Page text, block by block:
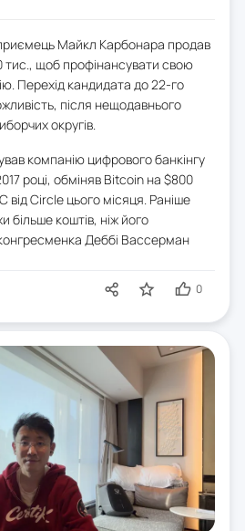
Майкл Карбонара продав
тис., щоб профінансувати свою
Перехід кандидата до 22-го
після нещодавнього
округів.
компанію цифрового банкінгу
році, обміняв Bitcoin на $800
від Circle цього місяця. Раніше
більше коштів, ніж його
Деббі Вассерман
0